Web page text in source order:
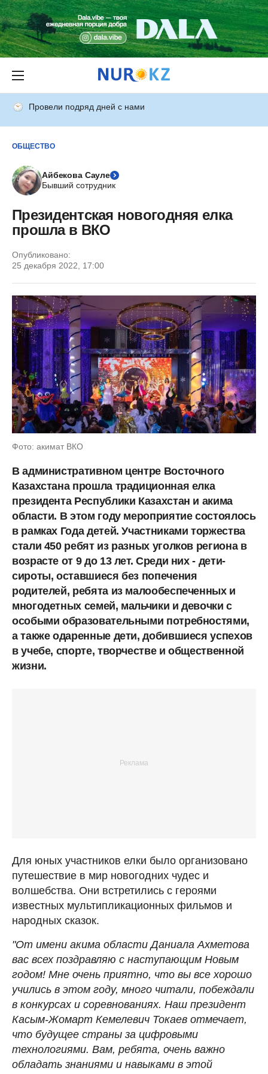
Провели подряд дней с нами
ОБЩЕСТВО
Айбекова Сауле
Бывший сотрудник
Президентская новогодняя елка
прошла в ВКО
Опубликовано:
25 декабря 2022, 17:00
Фото: акимат ВКО
В административном центре Восточного
Казахстана прошла традиционная елка
президента Республики Казахстан и акима
области. В этом году мероприятие состоялось
в рамках Года детей. Участниками торжества
стали 450 ребят из разных уголков региона в
возрасте от 9 до 13 лет. Среди них - дети-
сироты, оставшиеся без попечения
родителей, ребята из малообеспеченных и
многодетных семей, мальчики и девочки с
особыми образовательными потребностями,
а также одаренные дети, добившиеся успехов
в учебе, спорте, творчестве и общественной
жизни.
Для юных участников елки было организовано
путешествие в мир новогодних чудес и
волшебства. Они встретились с героями
известных мультипликационных фильмов и
народных сказок.
"От имени акима области Даниала Ахметова
вас всех поздравляю с наступающим Новым
годом! Мне очень приятно, что вы все хорошо
учились в этом году, много читали, побеждали
в конкурсах и соревнованиях. Наш президент
Касым-Жомарт Кемелевич Токаев отмечает,
что будущее страны за цифровыми
технологиями. Вам, ребята, очень важно
обладать знаниями и навыками в этой